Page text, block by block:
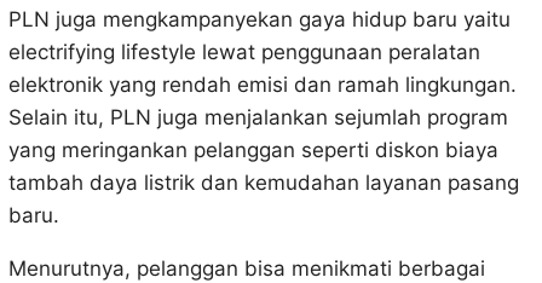
PLN juga mengkampanyekan gaya hidup baru yaitu
electrifying lifestyle lewat penggunaan peralatan
elektronik yang rendah emisi dan ramah lingkungan.
Selain itu, PLN juga menjalankan sejumlah program
yang meringankan pelanggan seperti diskon biaya
tambah daya listrik dan kemudahan layanan pasang
baru.
Menurutnya, pelanggan bisa menikmati berbagai